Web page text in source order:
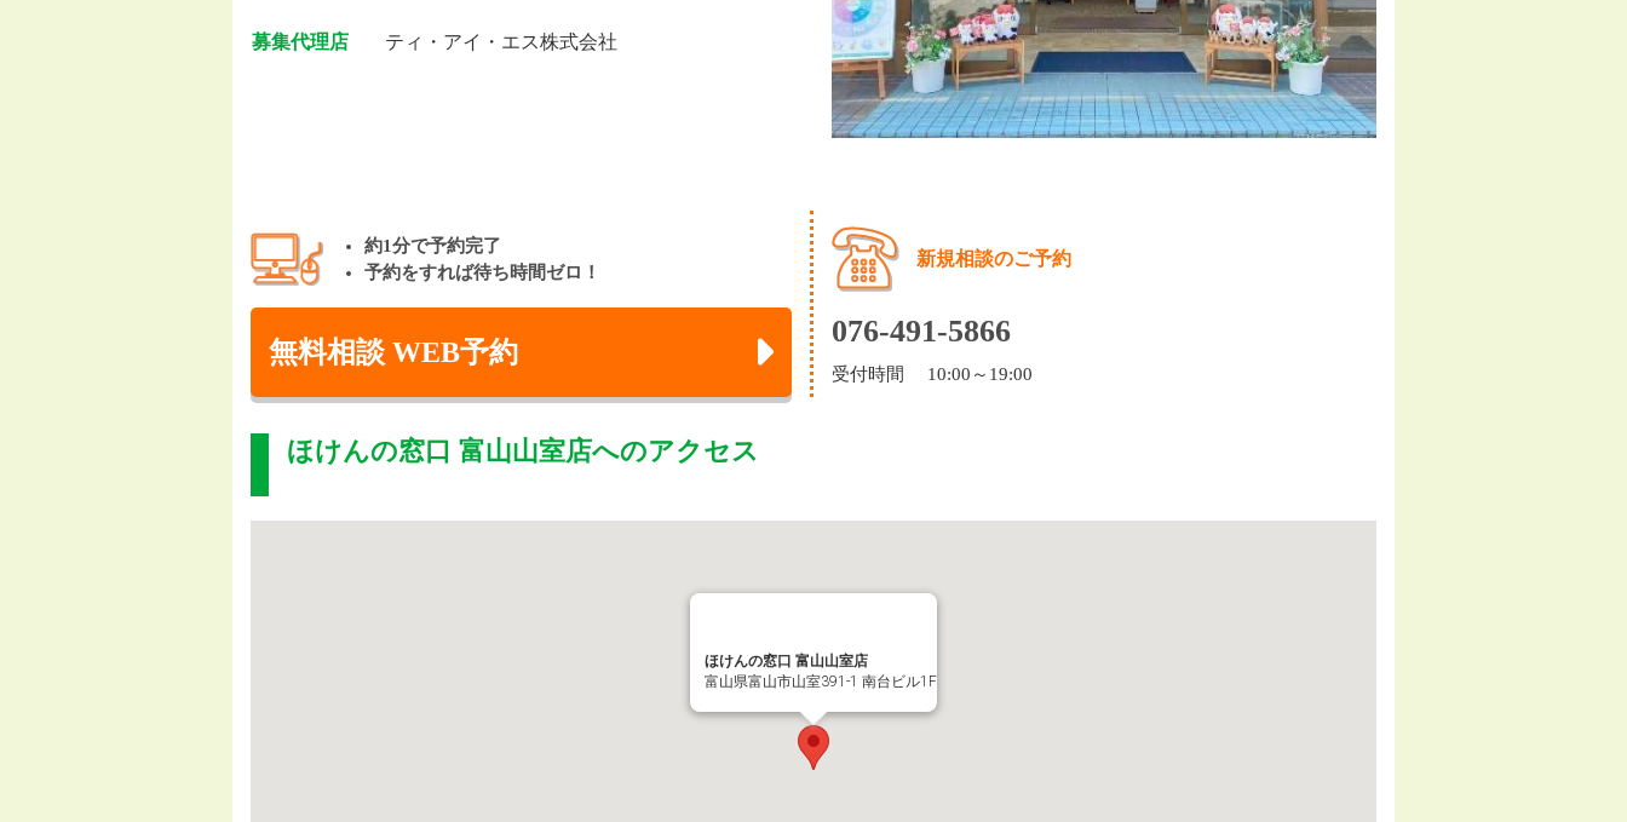
募集代理店 ティ・アイ・エス株式会社
約1分で予約完了
予約をすれば待ち時間ゼロ！
無料相談 WEB予約
新規相談のご予約
076-491-5866
受付時間 10:00～19:00
ほけんの窓口 富山山室店へのアクセス
ほけんの窓口 富山山室店
富山県富山市山室391-1 南台ビル1F